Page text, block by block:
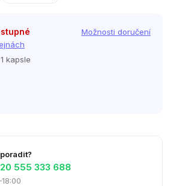
Možnosti doručení
kapsle
555 333 688